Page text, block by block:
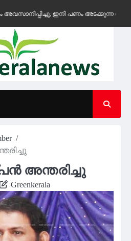
ഇനി പണം അടക്കുന്ന
അന്തരിച്ചു
Greenkerala